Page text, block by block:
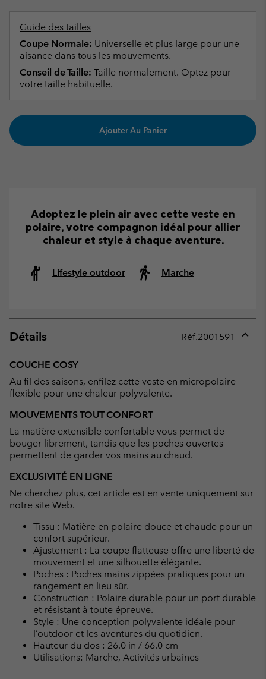
Guide des tailles
Coupe Normale: Universelle et plus large pour une
aisance dans tous les mouvements.
Conseil de Taille: Taille normalement. Optez pour
votre taille habituelle.
Ajouter Au Panier
Adoptez le plein air avec cette veste en
polaire, votre compagnon idéal pour allier
chaleur et style à chaque aventure.
Lifestyle outdoor Marche
Détails Réf.2001591
COUCHE COSY
Au fil des saisons, enfilez cette veste en micropolaire
flexible pour une chaleur polyvalente.
MOUVEMENTS TOUT CONFORT
La matière extensible confortable vous permet de
bouger librement, tandis que les poches ouvertes
permettent de garder vos mains au chaud.
EXCLUSIVITÉ EN LIGNE
Ne cherchez plus, cet article est en vente uniquement sur
notre site Web.
Tissu : Matière en polaire douce et chaude pour un
confort supérieur.
Ajustement : La coupe flatteuse offre une liberté de
mouvement et une silhouette élégante.
Poches : Poches mains zippées pratiques pour un
rangement en lieu sûr.
Construction : Polaire durable pour un port durable
et résistant à toute épreuve.
Style : Une conception polyvalente idéale pour
l’outdoor et les aventures du quotidien.
Hauteur du dos : 26.0 in / 66.0 cm
Utilisations: Marche, Activités urbaines